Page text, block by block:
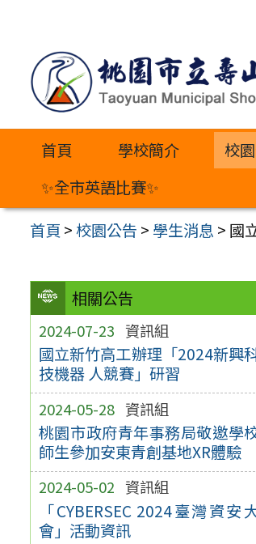
內
首頁 學校簡介 校
✨全市英語比賽✨
首頁 >校園公告 > 學生消息 > 國
相關公告
2024-07-23 資訊組
國立新竹高工辦理「2024新興
技機器 人競賽」研習
2024-05-28 資訊組
桃園市政府青年事務局敬邀學
師生參加安東青創基地XR體驗
2024-05-02 資訊組
「CYBERSEC 2024臺灣資安
會」活動資訊